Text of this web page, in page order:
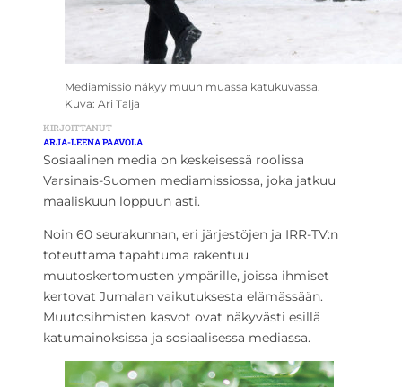
Mediamissio näkyy muun muassa katukuvassa.
Kuva: Ari Talja
KIRJOITTANUT
ARJA-LEENA PAAVOLA
Sosiaalinen media on keskeisessä roolissa
Varsinais-Suomen mediamissiossa, joka jatkuu
maaliskuun loppuun asti.
Noin 60 seurakunnan, eri järjestöjen ja IRR-TV:n
toteuttama tapahtuma rakentuu
muutoskertomusten ympärille, joissa ihmiset
kertovat Jumalan vaikutuksesta elämässään.
Muutosihmisten kasvot ovat näkyvästi esillä
katumainoksissa ja sosiaalisessa mediassa.